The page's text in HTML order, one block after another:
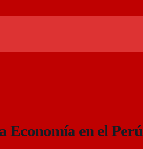
Economía en el Perú